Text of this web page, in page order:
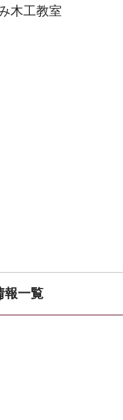
木工教室
報一覧